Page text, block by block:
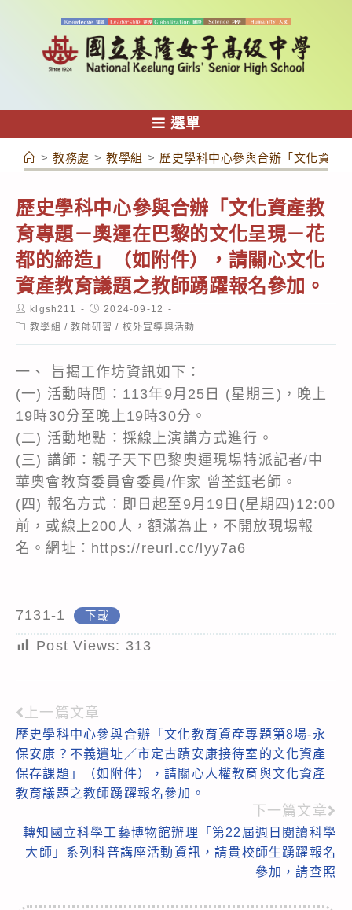
容
選單
> 教務處 > 教學組 > 歷史學科中心參與合辦「文化資產
歷史學科中心參與合辦「文化資產教
育專題－奧運在巴黎的文化呈現－花
都的締造」（如附件），請關心文化
資產教育議題之教師踴躍報名參加。
Post
author:
klgsh211
Post
published:
2024-09-12
Post教學組 / 教師研習 / 校外宣導與活動
一、 旨揭工作坊資訊如下：
(一) 活動時間：113年9月25日 (星期三)，晚上
19時30分至晚上19時30分。
(二) 活動地點：採線上演講方式進行。
(三) 講師：親子天下巴黎奧運現場特派記者/中
華奧會教育委員會委員/作家 曾荃鈺老師。
(四) 報名方式：即日起至9月19日(星期四)12:00
前，或線上200人，額滿為止，不開放現場報
名。網址：https://reurl.cc/lyy7a6
7131-1 下載
Post Views: 313
Read
more
articles
上一篇文章
歷史學科中心參與合辦「文化教育資產專題第8場-永
保安康？不義遺址／市定古蹟安康接待室的文化資產
保存課題」（如附件），請關心人權教育與文化資產
教育議題之教師踴躍報名參加。
下一篇文章
轉知國立科學工藝博物館辦理「第22屆週日閱讀科學
大師」系列科普講座活動資訊，請貴校師生踴躍報名
參加，請查照